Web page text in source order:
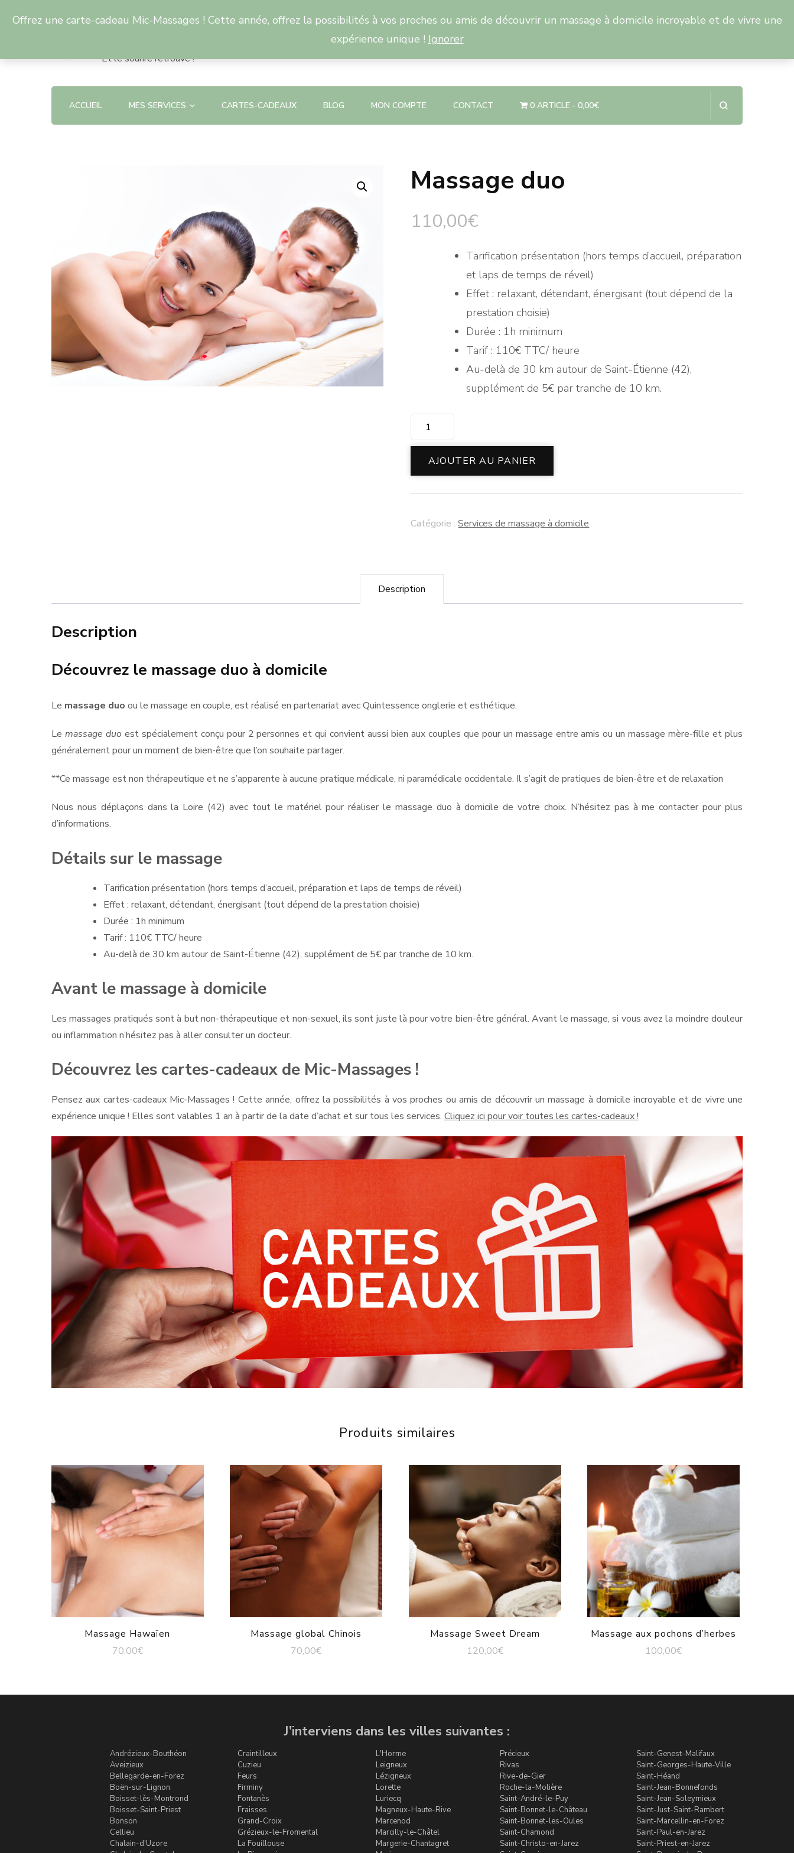
Offrez une carte-cadeau Mic-Massages ! Cette année, offrez la possibilités à vos proches ou amis de découvrir un massage à domicile incroyable et de vivre une
expérience unique ! Ignorer
Et le sourire retrouvé !
ACCUEIL MES SERVICES CARTES-CADEAUX BLOG MON COMPTE CONTACT 0 ARTICLE 0,00€
Massage duo
110,00€
Tarification présentation (hors temps d’accueil, préparation
et laps de temps de réveil)
Effet : relaxant, détendant, énergisant (tout dépend de la
prestation choisie)
Durée : 1h minimum
Tarif : 110€ TTC/ heure
Au-delà de 30 km autour de Saint-Étienne (42),
supplément de 5€ par tranche de 10 km.
quantité
de
Massage
duo
AJOUTER AU PANIER
Catégorie :Services de massage à domicile
Description
Description
Découvrez le massage duo à domicile
Le massage duo ou le massage en couple, est réalisé en partenariat avec Quintessence onglerie et esthétique.
Le massage duoest spécialement conçu pour 2 personnes et qui convient aussi bien aux couples que pour un massage entre amis ou un massage mère-fille et plus
généralement pour un moment de bien-être que l’on souhaite partager.
**Ce massage est non thérapeutique et ne s’apparente à aucune pratique médicale, ni paramédicale occidentale. Il s’agit de pratiques de bien-être et de relaxation
Nous nous déplaçons dans la Loire (42) avec tout le matériel pour réaliser le massage duo à domicile de votre choix. N’hésitez pas à me contacter pour plus
d’informations.
Détails sur le massage
Tarification présentation (hors temps d’accueil, préparation et laps de temps de réveil)
Effet : relaxant, détendant, énergisant (tout dépend de la prestation choisie)
Durée : 1h minimum
Tarif : 110€ TTC/ heure
Au-delà de 30 km autour de Saint-Étienne (42), supplément de 5€ par tranche de 10 km.
Avant le massage à domicile
Les massages pratiqués sont à but non-thérapeutique et non-sexuel, ils sont juste là pour votre bien-être général. Avant le massage, si vous avez la moindre douleur
ou inflammation n’hésitez pas à aller consulter un docteur.
Découvrez les cartes-cadeaux de Mic-Massages !
Pensez aux cartes-cadeaux Mic-Massages ! Cette année, offrez la possibilités à vos proches ou amis de découvrir un massage à domicile incroyable et de vivre une
expérience unique ! Elles sont valables 1 an à partir de la date d’achat et sur tous les services. Cliquez ici pour voir toutes les cartes-cadeaux !
Produits similaires
Massage Hawaïen
70,00€
Massage global Chinois
70,00€
Massage Sweet Dream
120,00€
Massage aux pochons d’herbes
100,00€
J'interviens dans les villes suivantes :
Andrézieux-Bouthéon
Aveizieux
Bellegarde-en-Forez
Boën-sur-Lignon
Boisset-lès-Montrond
Boisset-Saint-Priest
Bonson
Cellieu
Chalain-d'Uzore
Craintilleux
Cuzieu
Feurs
Firminy
Fontanès
Fraisses
Grand-Croix
Grézieux-le-Fromental
La Fouillouse
L'Horme
Leigneux
Lézigneux
Lorette
Luriecq
Magneux-Haute-Rive
Marcenod
Marcilly-le-Châtel
Margerie-Chantagret
Précieux
Rivas
Rive-de-Gier
Roche-la-Molière
Saint-André-le-Puy
Saint-Bonnet-le-Château
Saint-Bonnet-les-Oules
Saint-Chamond
Saint-Christo-en-Jarez
Saint-Genest-Malifaux
Saint-Georges-Haute-Ville
Saint-Héand
Saint-Jean-Bonnefonds
Saint-Jean-Soleymieux
Saint-Just-Saint-Rambert
Saint-Marcellin-en-Forez
Saint-Paul-en-Jarez
Saint-Priest-en-Jarez